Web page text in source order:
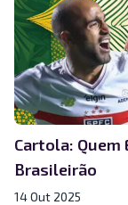
Cartola: Quem
Brasileirão
14 Out 2025